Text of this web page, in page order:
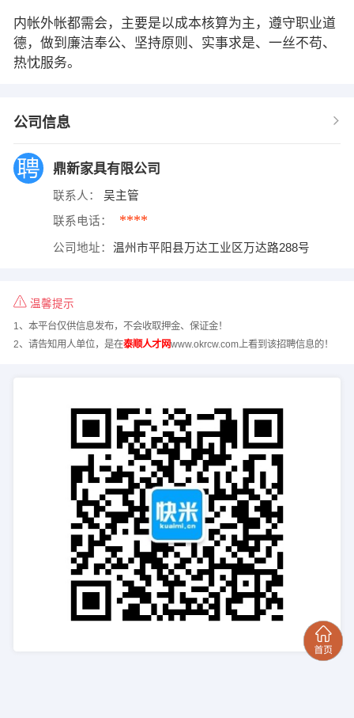
内帐外帐都需会，主要是以成本核算为主，遵守职业道
德，做到廉洁奉公、坚持原则、实事求是、一丝不苟、
热忱服务。
公司信息
鼎新家具有限公司
联系人： 吴主管
联系电话： ****
公司地址： 温州市平阳县万达工业区万达路288号
温馨提示
1、本平台仅供信息发布，不会收取押金、保证金！
2、请告知用人单位，是在泰顺人才网www.okrcw.com上看到该招聘信息的！